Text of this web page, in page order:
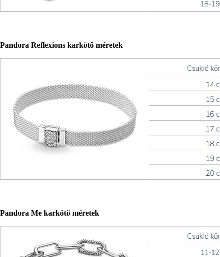
Pandora Reflexions karkötő méretek
Pandora Me karkötő méretek